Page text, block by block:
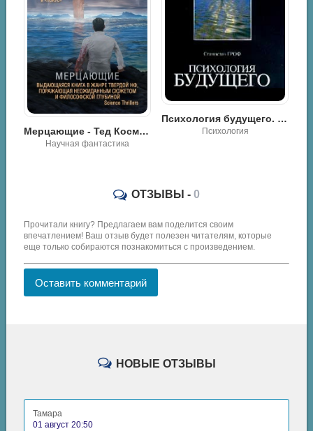
Психология будущего. Уроки современных исследований сознания - Станислав Гроф
Психология
Биографии, мемуары
ОТЗЫВЫ - 0
Прочитали книгу? Предлагаем вам поделится своим
впечатлением! Ваш отзыв будет полезен читателям, которые
еще только собираются познакомиться с произведением.
Оставить комментарий
НОВЫЕ ОТЗЫВЫ
Тамара
01 август 20:50